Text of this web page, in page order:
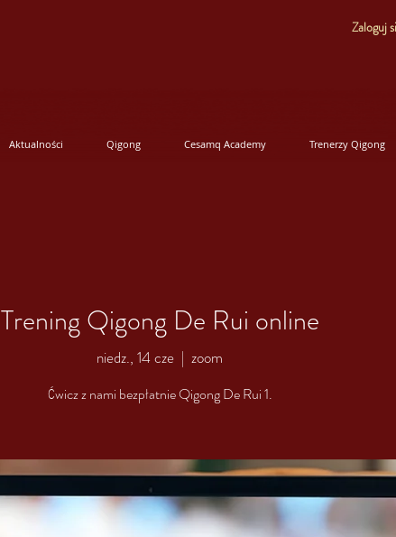
Zaloguj
Aktualności Qigong Cesamq Academy Trenerzy Qigong
Trening Qigong De Rui online
niedz., 14 cze
  |
zoom
Ćwicz z nami bezpłatnie Qigong De Rui 1.